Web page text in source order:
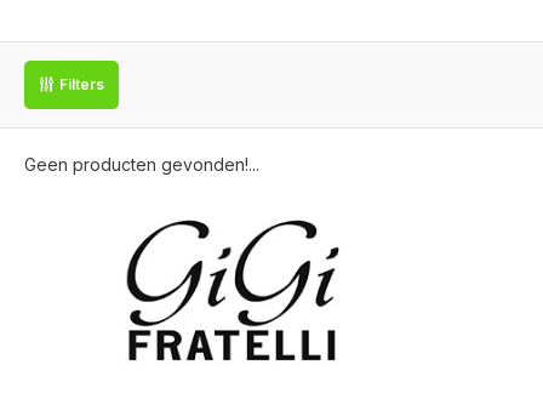
Filters
Geen producten gevonden!...